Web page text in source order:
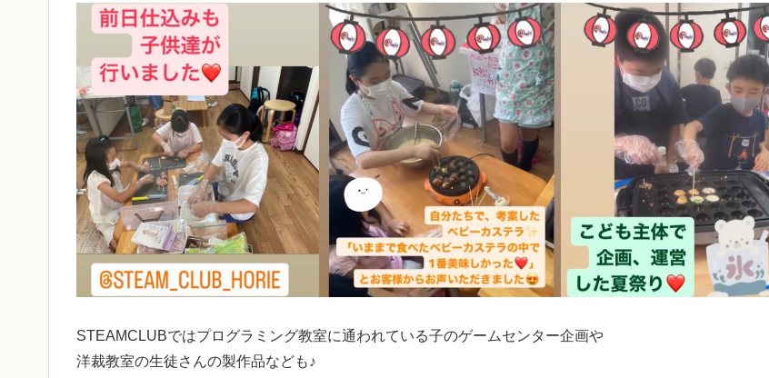
STEAMCLUBではプログラミング教室に通われている子のゲームセンター企画や
洋裁教室の生徒さんの製作品なども♪